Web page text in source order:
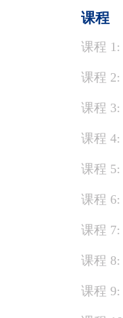
课程
课程 1:
课程 2:
课程 3:
课程 4:
课程 5:
课程 6:
课程 7:
课程 8:
课程 9: